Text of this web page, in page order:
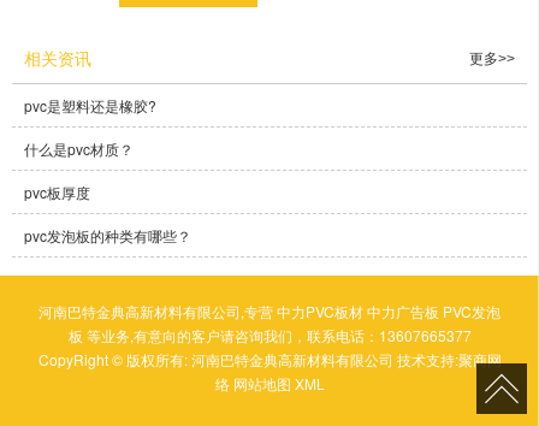
相关资讯 更多>>
pvc是塑料还是橡胶?
什么是pvc材质？
pvc板厚度
pvc发泡板的种类有哪些？
河南巴特金典高新材料有限公司,专营中力PVC板材中力广告板 PVC发泡
板 等业务,有意向的客户请咨询我们，联系电话： 13607665377
CopyRight © 版权所有:河南巴特金典高新材料有限公司 技术支持:聚商网
络 网站地图 XML